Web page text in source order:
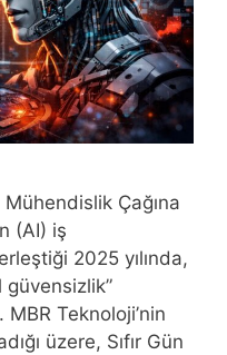
Çağına
(AI) iş
2025 yılında,
Teknoloji’nin
üzere, Sıfır Gün